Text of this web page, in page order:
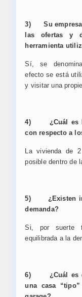
3)Su
las ofertas y
herramienta
Sí, se
efecto se está
y visitar una
4) ¿Cuál es
con respecto a
La vivienda de
posible dentro de
5) ¿Existen
demanda?
Si, por suerte
equilibrada a la
6) ¿Cuál
una casa